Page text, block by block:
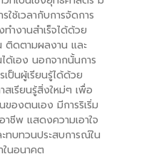
ช้เวลากับการจัดการ
ำงานสำเร็จได้ด้วย
ติดตามผลงาน และ
เอง นอกจากนั้นการ
ป็นผู้เรียนรู้ได้ด้วย
สเรียนรู้สิ่งใหม่ๆ เพื่อ
ของตนเอง มีการริเริ่ม
ชีพ แสดงความเอาใจ
ทบทวนประสบการณ์ใน
นอนาคต